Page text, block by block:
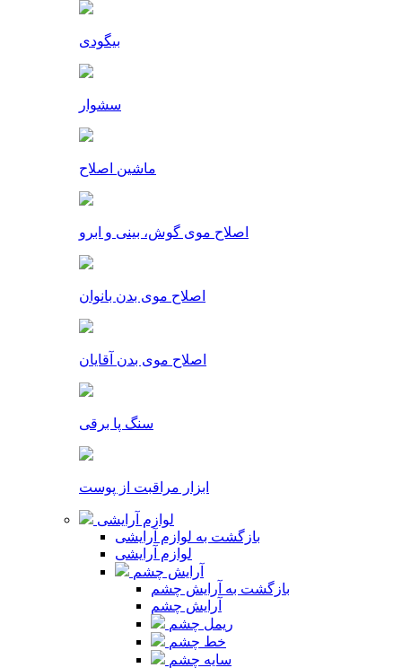
بیگودی
سشوار
ماشین اصلاح
اصلاح موی گوش، بینی و ابرو
اصلاح موی بدن بانوان
اصلاح موی بدن آقایان
سنگ پا برقی
ابزار مراقبت از پوست
لوازم آرایشی
بازگشت به لوازم آرایشی
لوازم آرایشی
آرایش چشم
بازگشت به آرایش چشم
آرایش چشم
ریمل چشم
خط چشم
سایه چشم